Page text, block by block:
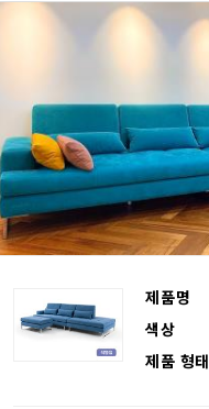
제품명
색상
제품 형태